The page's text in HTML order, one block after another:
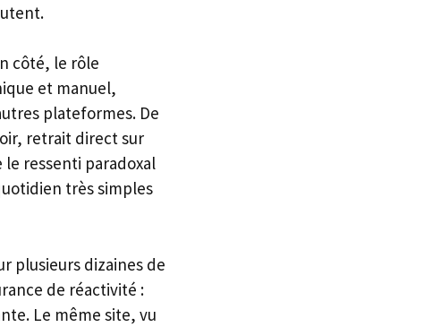
côté, le rôle
et manuel,
plateformes. De
retrait direct sur
ressenti paradoxal
très simples
plusieurs dizaines de
de réactivité :
Le même site, vu